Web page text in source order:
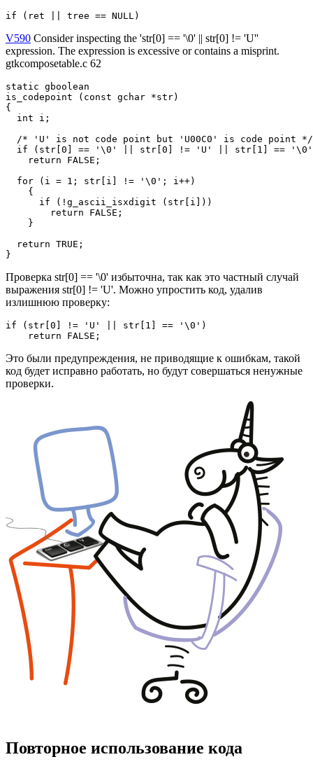
if (ret || tree == NULL)
V590 Consider inspecting the 'str[0] == '\0' || str[0] != 'U''
expression. The expression is excessive or contains a misprint.
gtkcomposetable.c 62
static gboolean
is_codepoint (const gchar *str)
{
  int i;
  /* 'U' is not code point but 'U00C0' is code point */
if (str[0] == '\0' || str[0] != 'U' || str[1] ==
    return FALSE;
  for (i = 1; str[i] != '\0'; i++)
    {
      if (!g_ascii_isxdigit (str[i]))
        return FALSE;
    }
  return TRUE;
}
Проверка str[0] == '\0' избыточна, так как это частный случай
выражения str[0] != 'U'. Можно упростить код, удалив
излишнюю проверку:
if (str[0] != 'U' || str[1] == '\0')
    return FALSE;
Это были предупреждения, не приводящие к ошибкам, такой
код будет исправно работать, но будут совершаться ненужные
проверки.
Повторное использование кода